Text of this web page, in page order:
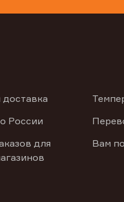
доставка
России
для
Вам